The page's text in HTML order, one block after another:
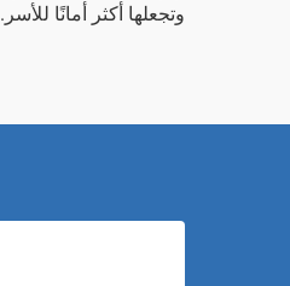
وتجعلها أكثر أمانًا للأسر.